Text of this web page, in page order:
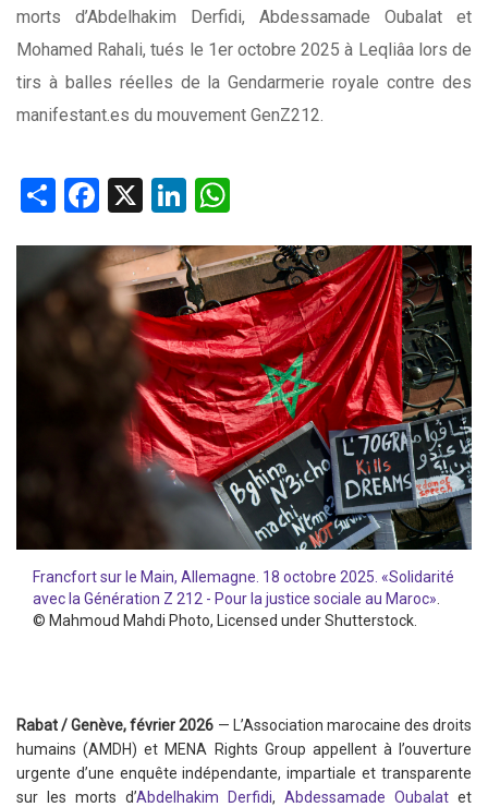
morts d’Abdelhakim Derfidi, Abdessamade Oubalat et
Mohamed Rahali, tués le 1er octobre 2025 à Leqliâa lors de
tirs à balles réelles de la Gendarmerie royale contre des
manifestant.es du mouvement GenZ212.
ShareFacebook
X LinkedIn
Francfort sur le Main, Allemagne. 18 octobre 2025. «Solidarité
avec la Génération Z 212 - Pour la justice sociale au Maroc»
© Mahmoud Mahdi Photo, Licensed under Shutterstock.
Rabat / Genève, février 2026 — L’Association marocaine des droits
humains (AMDH) et MENA Rights Group appellent à l’ouverture
urgente d’une enquête indépendante, impartiale et transparente
sur les morts d’Abdelhakim Derfidi, Abdessamade Oubalat et